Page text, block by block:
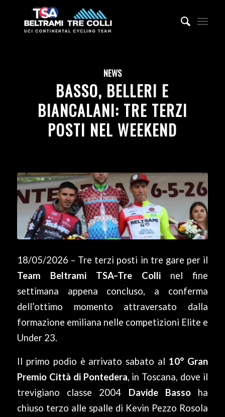
NEWS
BASSO, BELLERI E
BIANCALANI: TRE TERZI
POSTI NEL WEEKEND
18/05/2026 – Tre terzi posti in tre gare per il
Team Beltrami TSA–Tre Colli nel fine
settimana appena concluso, a conferma
dell’ottimo momento attraversato dalla
formazione emiliana nelle competizioni Elite e
Under 23.
Il primo podio è arrivato sabato al 10° Gran
Premio Città di Pontedera, in Toscana, dove il
trevigiano classe 2004 Davide Basso ha
chiuso terzo alle spalle di Kevin Pezzo Rosola